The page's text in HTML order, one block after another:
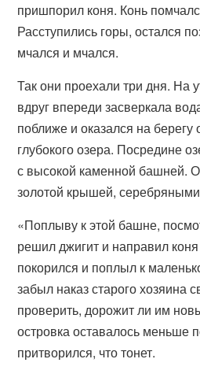
пришпорил коня. Конь
Расступились горы, остался
мчался и мчался.
Так они проехали три дня. На
вдруг впереди засверкала
поближе и оказался на берегу
глубокого озера. Посредине
с высокой каменной башней.
золотой крышей,
«Поплыву к этой башне,
решил джигит и направил
покорился и поплыл к
забыл наказ старого хозяина
проверить, дорожит ли им
островка оставалось меньше
притворился, что тонет.